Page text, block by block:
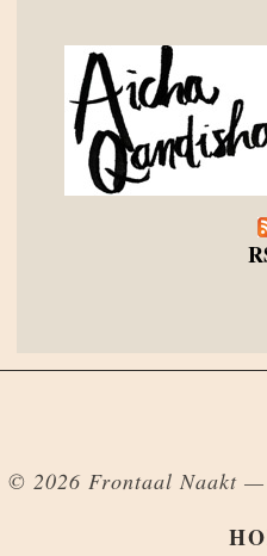
© 2026 Frontaal Naakt —